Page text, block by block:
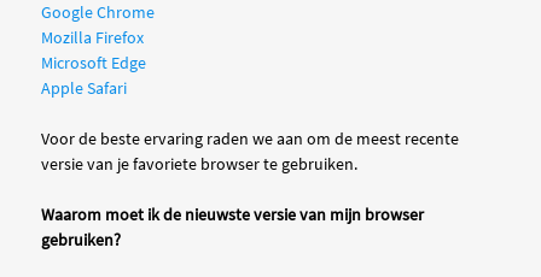
Google Chrome
Mozilla Firefox
Microsoft Edge
Apple Safari
Voor de beste ervaring raden we aan om de meest recente
versie van je favoriete browser te gebruiken.
Waarom moet ik de nieuwste versie van mijn browser
gebruiken?